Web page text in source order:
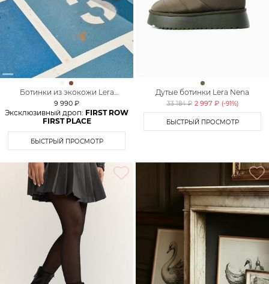
Ботинки из экокожи Lera
Nena Unreal
9 990 ₽
Эксклюзивный дроп: FIRST ROW
FIRST PLACE
БЫСТРЫЙ ПРОСМОТР
Дутые ботинки Lera Nena
33 184 ₽ 2 997 ₽ (-91%)
БЫСТРЫЙ ПРОСМОТР